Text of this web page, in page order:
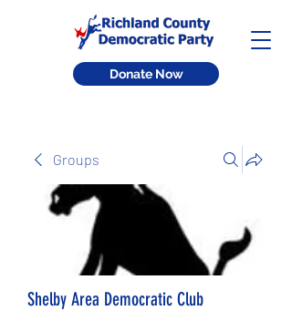
Donate Now
Groups
Shelby Area Democratic Club